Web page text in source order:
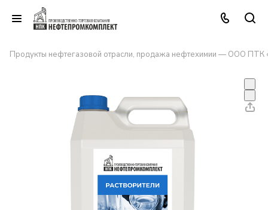
Продукты нефтегазовой отрасли, продажа нефтехимии — ООО ПТК